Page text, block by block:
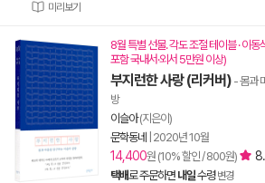
미리보기
8월 특별 선물. 각도 조절 테이블 · 이
포함 국내서·외서 5만원 이상)
부지런한 사랑 (리커버) - 몸과
방
이슬아(지은이)
문학동네
2020년 10월
14,400원 (10% 할인 / 800원)
택배로 주문하면 내일수령 변경